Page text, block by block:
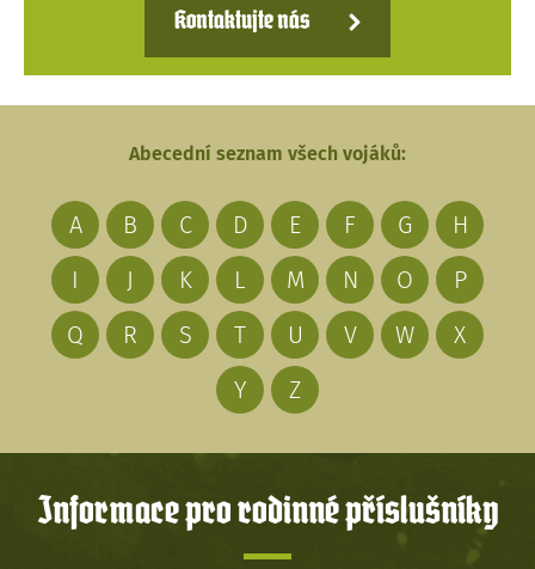
Kontaktujte nás
Abecední seznam všech vojáků:
A B C D E F G
H
I
J K L M N O
P
Q
R S T U V W
X
Y
Z
Informace pro rodinné příslušníky